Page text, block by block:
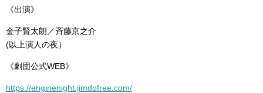
《出演》
金子賢太朗／斉藤京之介
(以上演人の夜）
《劇団公式WEB》
https://enginenight.jimdofree.com/